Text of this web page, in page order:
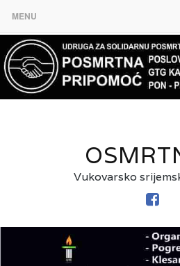
MENU
Vukovarsko